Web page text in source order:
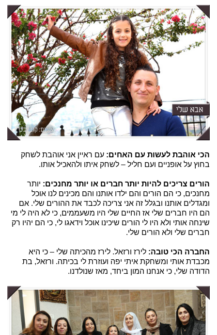
הכי אוהבת לעשות עם האחים: עם ראיין אני אוהבת לשחק
בחוץ על אופניים ועם חליל – לשחק איתו ולהאכיל אותו.
הורים צריכים להיות יותר חברים או יותר מחנכים: יותר
מחנכים, כי הם הורים והם ילדו אותנו והם מכינים לנו אוכל
ומגדלים אותנו ובגלל זה אני צריכה לכבד את ההורים שלי. אם
הם היו חברים שלי אז החיים שלי היו משעממים, כי לא היה לי מי
שינחה אותי ולא היו לי הורים שיכינו אוכל וידאגו לי, כי הם יהיו רק
חברים שלי ולא הורים שלי.
החברה הכי טובה: לירז ורזאל. לירז מהכיתה שלי – כי היא
מכבדת אותי ומשחקת איתי יפה ועוזרת לי בכיתה. ורזאל, בת
הדודה שלי, כי אנחנו המון ביחד, מאז שנולדנו.